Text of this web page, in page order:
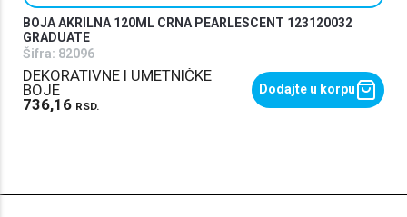
BOJA AKRILNA 120ML CRNA PEARLESCENT 123120032
GRADUATE
Šifra: 82096
DEKORATIVNE I UMETNIČKE
BOJE
736,16 RSD.
Dodajte u korpu